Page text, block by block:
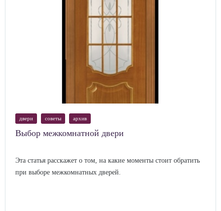
двери советы архив
Выбор межкомнатной двери
Эта статья расскажет о том, на какие моменты стоит обратить
при выборе межкомнатных дверей.